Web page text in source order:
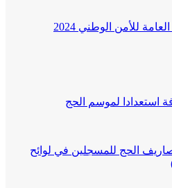
للأمن الوطني 2024
استعدادا لموسم الحج
الحج للمسجلين في لوائح